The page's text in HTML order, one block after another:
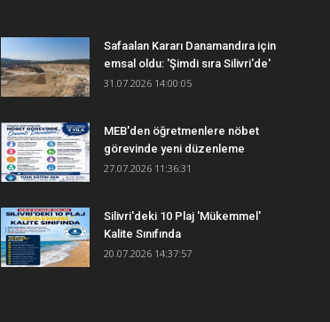
Safaalan Kararı Danamandıra için
emsal oldu: 'Şimdi sıra Silivri'de'
31.07.2026 14:00:05
MEB'den öğretmenlere nöbet
görevinde yeni düzenleme
27.07.2026 11:36:31
Silivri'deki 10 Plaj 'Mükemmel'
Kalite Sınıfında
20.07.2026 14:37:57